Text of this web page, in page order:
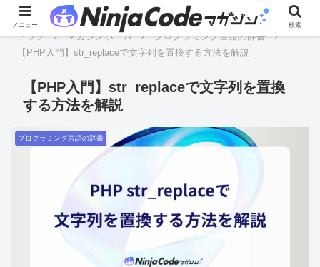
トップ マガジンホーム
プログラミング言語の辞書
【PHP入門】str_replaceで文字列を置換する方法を解説
【PHP入門】str_replaceで文字列を置換
する方法を解説
プログラミング言語の辞書
メニュー 検索